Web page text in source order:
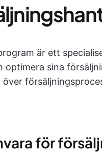
är ett
optimera sina
för